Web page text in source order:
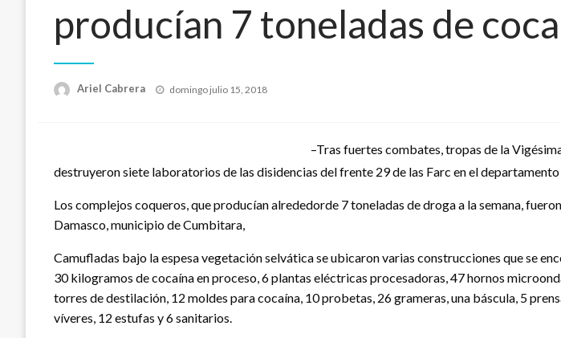
producían 7 toneladas de
Ariel Cabrera
Publicado
domingo julio 15, 2018
–Tras fuertes combates, tropas de la
destruyeron siete laboratorios de las disidencias del frente 29 de las Farc en el departamento
Los complejos coqueros, que producían alrededorde 7 toneladas de droga a la semana,
Damasco, municipio de Cumbitara,
Camufladas bajo la espesa vegetación selvática se ubicaron varias construcciones que se
30 kilogramos de cocaína en proceso, 6 plantas eléctricas procesadoras, 47 hornos
torres de destilación, 12 moldes para cocaína, 10 probetas, 26 grameras, una báscula, 5
víveres, 12 estufas y 6 sanitarios.